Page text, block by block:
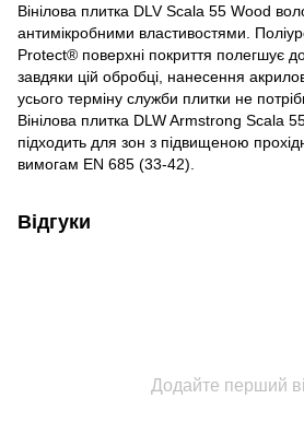
Вінілова плитка DLV Scala 55 Wood
антимікробними властивостями.
Protect® поверхні покриття полегшує
завдяки цій обробці, нанесення
усього терміну служби плитки не
Вінілова плитка DLW Armstrong Scala
підходить для зон з підвищеною
вимогам EN 685 (33-42).
Відгуки
Додайте перший